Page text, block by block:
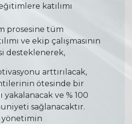
katılımı
prosesine tüm
ve ekip çalışmasının
desteklenerek,
arttırılacak,
ötesinde bir
yakalanacak ve % 100
sağlanacaktır.
yönetimin